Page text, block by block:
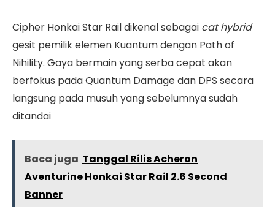
Cipher Honkai Star Rail dikenal sebagai cat hybrid
gesit pemilik elemen Kuantum dengan Path of
Nihility. Gaya bermain yang serba cepat akan
berfokus pada Quantum Damage dan DPS secara
langsung pada musuh yang sebelumnya sudah
ditandai
Baca juga Tanggal Rilis Acheron
Aventurine Honkai Star Rail 2.6 Second
Banner